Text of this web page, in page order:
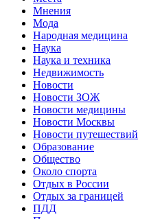
Мнения
Мода
Народная медицина
Наука
Наука и техника
Недвижимость
Новости
Новости ЗОЖ
Новости медицины
Новости Москвы
Новости путешествий
Образование
Общество
Около спорта
Отдых в России
Отдых за границей
ПДД